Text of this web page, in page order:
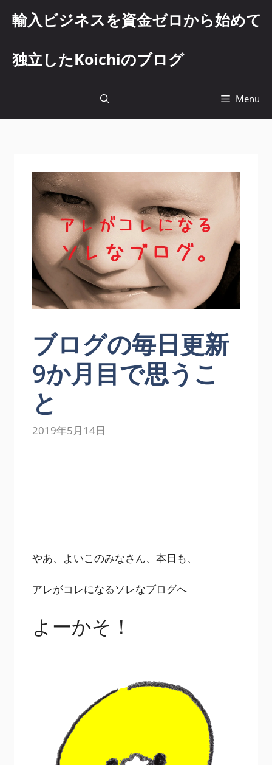
輸入ビジネスを資金ゼロから始めて
独立したKoichiのブログ
Menu
ブログの毎日更新
9か月目で思うこ
と
2019年5月14日
やあ、よいこのみなさん、本日も、
アレがコレになるソレなブログへ
よーかそ！